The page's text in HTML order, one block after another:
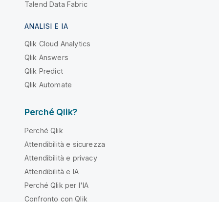
Talend Data Fabric
ANALISI E IA
Qlik Cloud Analytics
Qlik Answers
Qlik Predict
Qlik Automate
Perché Qlik?
Perché Qlik
Attendibilità e sicurezza
Attendibilità e privacy
Attendibilità e IA
Perché Qlik per l'IA
Confronto con Qlik